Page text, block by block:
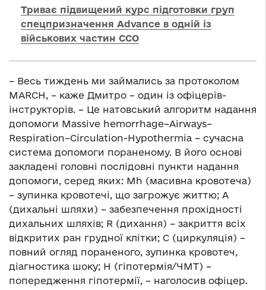
Триває підвищений курс підготовки груп
спецпризначення Advance в одній із
військових частин ССО
– Весь тиждень ми займались за протоколом
MARCH, – каже Дмитро – один із офіцерів-
інструкторів. – Це натовський алгоритм надання
допомоги Massive hemorrhage–Airways–
Respiration–Circulation-Hypothermia – сучасна
система допомоги пораненому. В його основі
закладені головні послідовні пункти надання
допомоги, серед яких: Mh (масивна кровотеча)
– зупинка кровотечі, що загрожує життю; A
(дихальні шляхи) – забезпечення прохідності
дихальних шляхів; R (дихання) – закриття всіх
відкритих ран грудної клітки; C (циркуляція) –
повний огляд пораненого, зупинка кровотеч,
діагностика шоку; H (гіпотермія/ЧМТ) –
попередження гіпотермії, – наголосив офіцер.